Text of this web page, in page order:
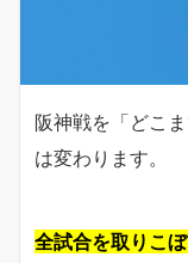
阪神戦を「どこ
は変わります。
全試合を取りこ